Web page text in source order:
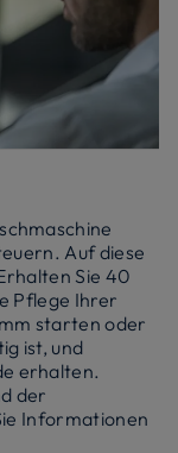
Auf diese
Sie 40
Pflege Ihrer
starten oder
ist, und
erhalten.
der
Informationen